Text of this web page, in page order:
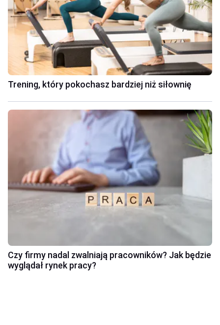
Trening, który pokochasz bardziej niż siłownię
Czy firmy nadal zwalniają pracowników? Jak będzie
wyglądał rynek pracy?